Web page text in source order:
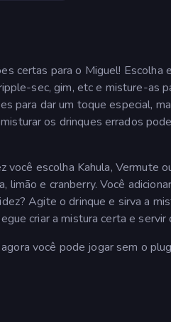
certas para o Miguel!
sec, gim, etc e misture-as
para dar um toque especial,
os drinques errados
você escolha Kahula, Vermute
limão e cranberry. Você
Agite o drinque e sirva a
criar a mistura certa e
você pode jogar sem o